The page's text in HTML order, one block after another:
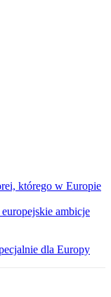
którego w Europie
ambicje
dla Europy